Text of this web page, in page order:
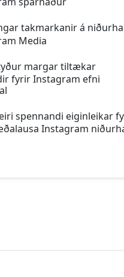
takmarkanir á
Media
margar tiltækar
fyrir Instagram efni
spennandi eiginleikar
Instagram